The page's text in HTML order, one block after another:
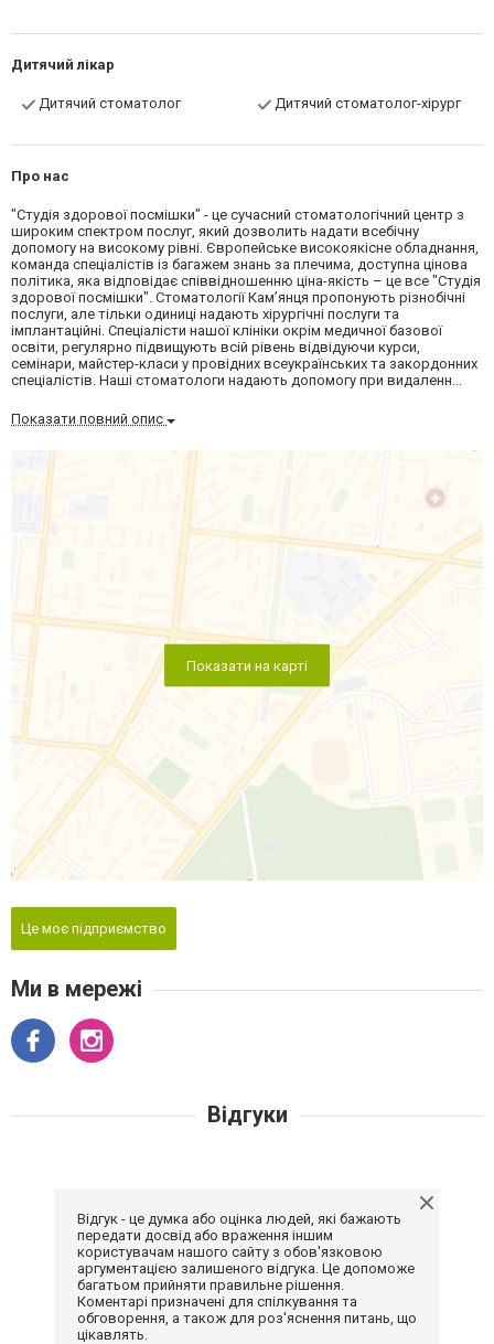
Дитячий лікар
Дитячий стоматолог Дитячий стоматолог-хірург
Про нас
"Студія здорової посмішки" - це сучасний стоматологічний центр з
широким спектром послуг, який дозволить надати всебічну
допомогу на високому рівні. Європейське високоякісне обладнання,
команда спеціалістів із багажем знань за плечима, доступна цінова
політика, яка відповідає співвідношенню ціна-якість – це все "Студія
здорової посмішки". Стоматології Кам’янця пропонують різнобічні
послуги, але тільки одиниці надають хірургічні послуги та
імплантаційні. Спеціалісти нашої клініки окрім медичної базової
освіти, регулярно підвищують всій рівень відвідуючи курси,
семінари, майстер-класи у провідних всеукраїнських та закордонних
спеціалістів. Наші стоматологи надають допомогу при видаленн...
Показати повний опис
Показати на карті
Це моє підприємство
Ми в мережі
Відгуки
Відгук - це думка або оцінка людей, які бажають
передати досвід або враження іншим
користувачам нашого сайту з обов'язковою
аргументацією залишеного відгука. Це допоможе
багатьом прийняти правильне рішення.
Коментарі призначені для спілкування та
обговорення, а також для роз'яснення питань, що
цікавлять.